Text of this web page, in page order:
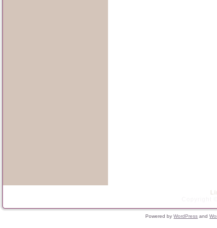
Powered byWordPress and